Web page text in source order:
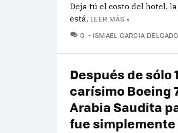
Deja tú el costo del hotel,
está. LEER MÁS »
0 COMENTARIOS
ISMAEL GARCIA DELGADO
Después de sólo
carísimo Boeing
Arabia Saudita
fue